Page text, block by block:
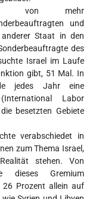
von mehr
und
anderer Staat in den
des
Israel im Laufe
gibt, 51 Mal. In
jedes Jahr eine
Labor
besetzten Gebiete
verabschiedet in
zum Thema Israel,
stehen. Von
dieses Gremium
26 Prozent allein auf